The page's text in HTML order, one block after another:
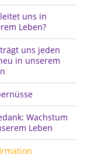
uns in
Leben?
uns jeden
in unserem
Wachstum
Leben